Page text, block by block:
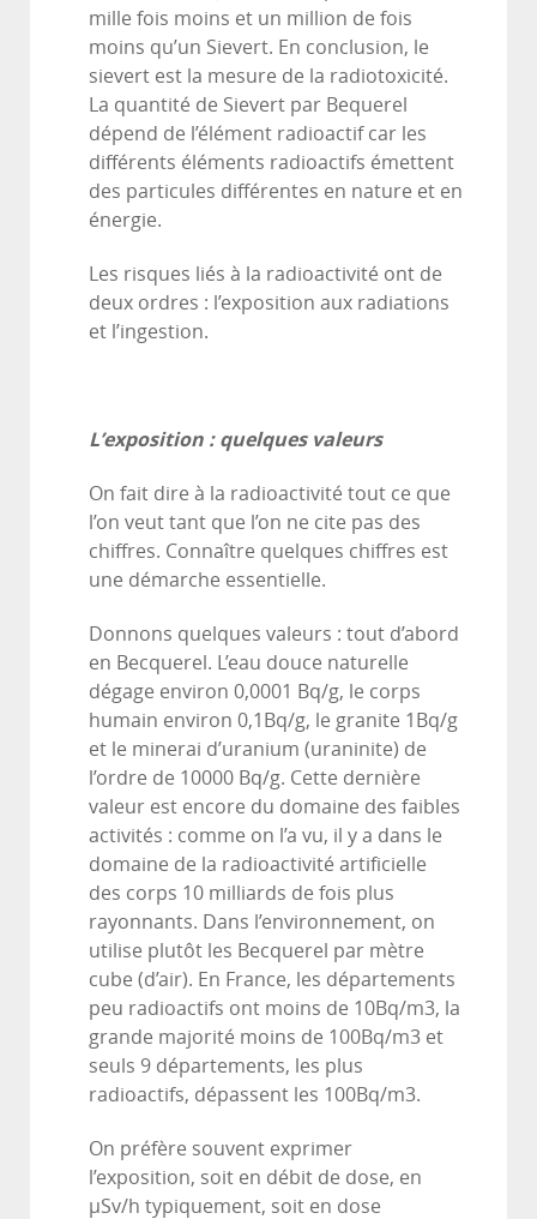
mille fois moins et un million de fois
moins qu’un Sievert. En conclusion, le
sievert est la mesure de la radiotoxicité.
La quantité de Sievert par Bequerel
dépend de l’élément radioactif car les
différents éléments radioactifs émettent
des particules différentes en nature et en
énergie.
Les risques liés à la radioactivité ont de
deux ordres : l’exposition aux radiations
et l’ingestion.
L’exposition : quelques valeurs
On fait dire à la radioactivité tout ce que
l’on veut tant que l’on ne cite pas des
chiffres. Connaître quelques chiffres est
une démarche essentielle.
Donnons quelques valeurs : tout d’abord
en Becquerel. L’eau douce naturelle
dégage environ 0,0001 Bq/g, le corps
humain environ 0,1Bq/g, le granite 1Bq/g
et le minerai d’uranium (uraninite) de
l’ordre de 10000 Bq/g. Cette dernière
valeur est encore du domaine des faibles
activités : comme on l’a vu, il y a dans le
domaine de la radioactivité artificielle
des corps 10 milliards de fois plus
rayonnants. Dans l’environnement, on
utilise plutôt les Becquerel par mètre
cube (d’air). En France, les départements
peu radioactifs ont moins de 10Bq/m3, la
grande majorité moins de 100Bq/m3 et
seuls 9 départements, les plus
radioactifs, dépassent les 100Bq/m3.
On préfère souvent exprimer
l’exposition, soit en débit de dose, en
µSv/h typiquement, soit en dose